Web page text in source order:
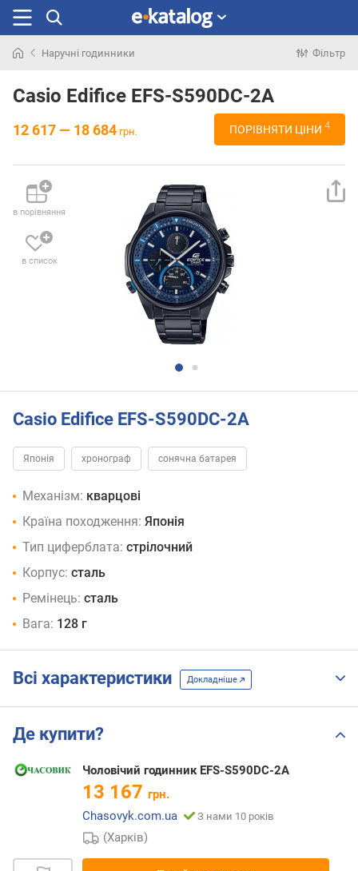
раніше
Наручні годинники Фільтр
Casio Edifice EFS-S590DC-2A
12 617 — 18 684 грн. ПОРІВНЯТИ ЦІНИ 4
в порівняння
в список
Casio Edifice EFS-S590DC-2A
Японія хронограф сонячна батарея
Механізм: кварцові
Країна походження: Японія
Тип циферблата: стрілочний
Корпус: сталь
Ремінець: сталь
Вага: 128 г
Всі характеристики Докладніше
Де купити?
Чоловічий годинник EFS-S590DC-2A
13 167 грн.
Chasovyk.com.ua
З нами 10 років
(Харків)